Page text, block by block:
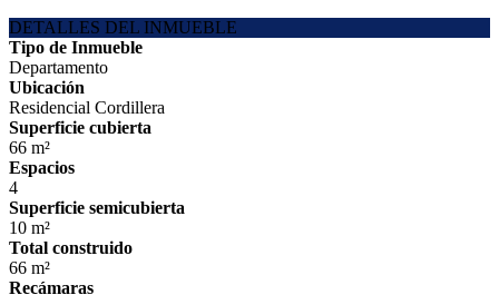
DETALLES DEL INMUEBLE
Tipo de Inmueble
Departamento
Ubicación
Residencial Cordillera
Superficie cubierta
66 m²
Espacios
4
Superficie semicubierta
10 m²
Total construido
66 m²
Recámaras